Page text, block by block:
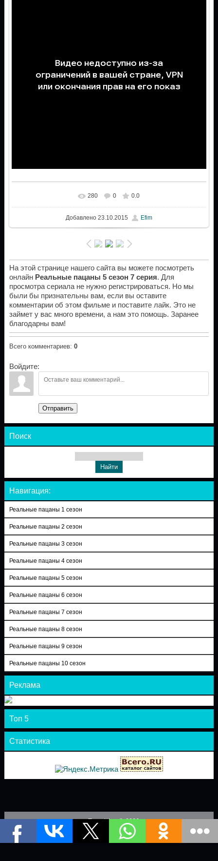
280 0 0.0
Добавлено23.10.2015 Efim
На этой странице нашего сайта вы можете посмотреть
онлайн Реальные пацаны 5 сезон 7 серия. Для
просмотра сериала не нужно регистрироваться. Но мы
были бы признательны вам, если вы оставите
комментарии об этом фильме и поставите лайк. Это не
займет у вас много времени, а нам это помощь. Заранее
благодарны вам!
Всего комментариев: 0
Войдите:
Отправить
Поиск
Навигация:
Реальные пацаны 1 сезон
Реальные пацаны 2 сезон
Реальные пацаны 3 сезон
Реальные пацаны 4 сезон
Реальные пацаны 5 сезон
Реальные пацаны 6 сезон
Реальные пацаны 7 сезон
Реальные пацаны 8 сезон
Реальные пацаны 9 сезон
Реальные пацаны 10 сезон
Реклама
Топ 5
Статистика
Теле-Шоу © 2026